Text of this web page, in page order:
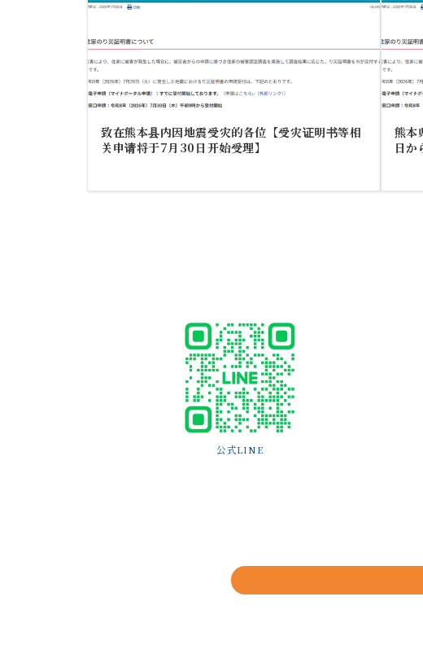
致在熊本县内因地震受灾的各位【受灾证明书等相
关申请将于7月30日开始受理】
熊本
日か
公式LINE